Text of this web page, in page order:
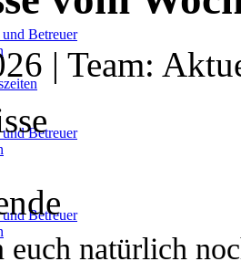
und Betreuer
und Betreuer
und Betreuer
| Team:
euch natürlich